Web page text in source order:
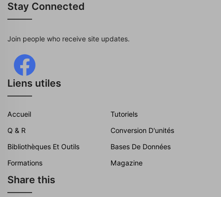
Stay Connected
Join people who receive site updates.
Liens utiles
Accueil
Tutoriels
Q & R
Conversion D'unités
Bibliothèques Et Outils
Bases De Données
Formations
Magazine
Share this